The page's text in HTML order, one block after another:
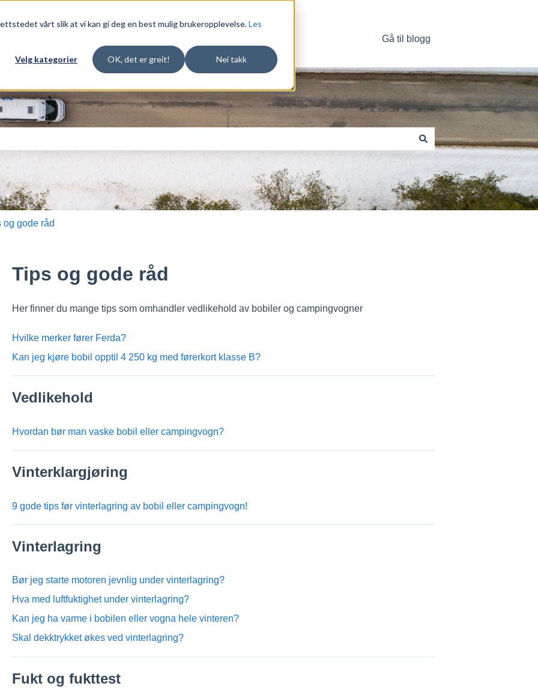
vårt slik at vi kan gi deg en best mulig brukeropplevelse.Les
Velg kategorier OK, det er greit! Nei takk
Gå til blogg
en tilhørende funksjon for automatiske forslag.
er tomt.
og gode råd
Tips og gode råd
Her finner du mange tips som omhandler vedlikehold av bobiler og campingvogner
Hvilke merker fører Ferda?
Kan jeg kjøre bobil opptil 4 250 kg med førerkort klasse B?
Vedlikehold
Hvordan bør man vaske bobil eller campingvogn?
Vinterklargjøring
9 gode tips før vinterlagring av bobil eller campingvogn!
Vinterlagring
Bør jeg starte motoren jevnlig under vinterlagring?
Hva med luftfuktighet under vinterlagring?
Kan jeg ha varme i bobilen eller vogna hele vinteren?
Skal dekktrykket økes ved vinterlagring?
Fukt og fukttest